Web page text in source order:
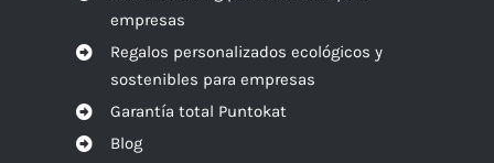
empresas
Regalos personalizados ecológicos y
sostenibles para empresas
Garantía total Puntokat
Blog